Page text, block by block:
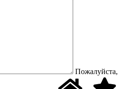
Пожалуйста,